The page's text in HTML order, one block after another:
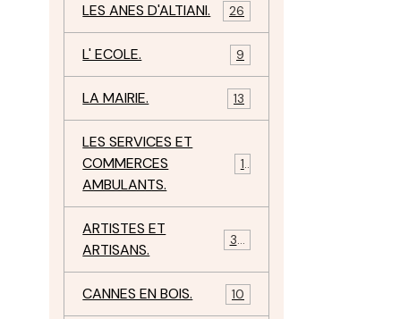
LES ANES D'ALTIANI. 26
L' ECOLE. 9
LA MAIRIE. 13
LES SERVICES ET
COMMERCES
AMBULANTS.
11
ARTISTES ET
ARTISANS.
34
CANNES EN BOIS. 10